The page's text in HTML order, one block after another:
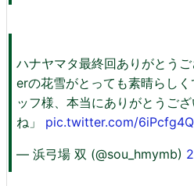
ハナヤマタ最終回ありがとう
erの花雪がとっても素晴らし
ッフ様、本当にありがとうご
ね」 pic.twitter.com/
— 浜弓場 双 (@sou_hmymb)